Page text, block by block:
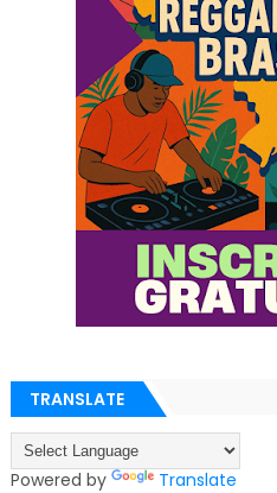
TRANSLATE
Powered by Translate